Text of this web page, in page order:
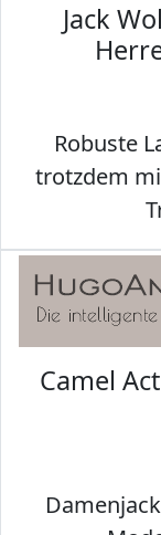
Jack
Robuste
trotzdem
Camel